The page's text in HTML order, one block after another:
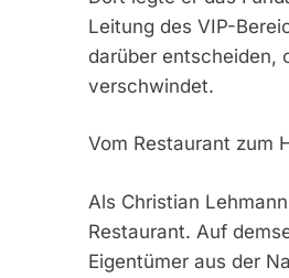
Leitung des VIP-
darüber entscheiden,
verschwindet.
Vom Restaurant zum
Als Christian
Restaurant. Auf
Eigentümer aus der